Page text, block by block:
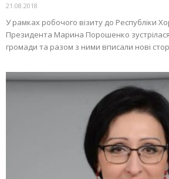
21.08.2018
У рамках робочого візиту до Республіки
Президента Марина Порошенко зустрілася
громади та разом з ними вписали нові